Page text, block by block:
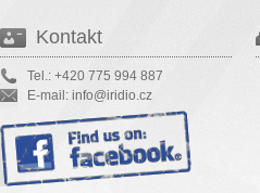
Kontakt
Tel.: +420 775 994 887
E-mail: info@iridio.cz